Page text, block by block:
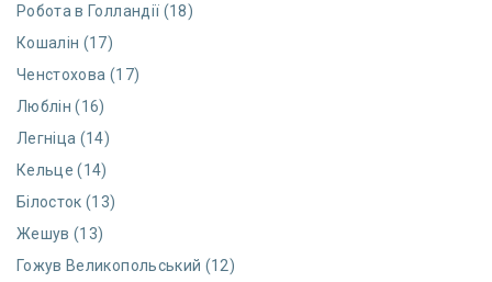
Робота в Голландії (18)
Кошалін (17)
Ченстохова (17)
Люблін (16)
Легніца (14)
Кельце (14)
Білосток (13)
Жешув (13)
Гожув Великопольський (12)